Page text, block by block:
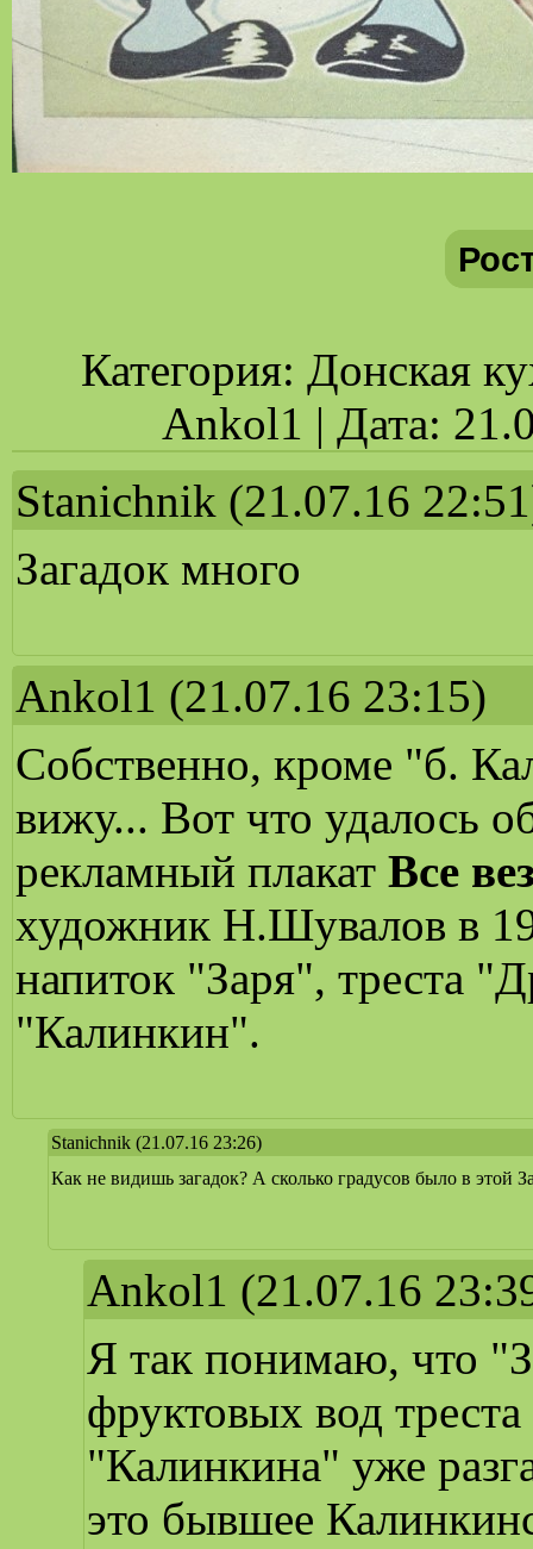
Категория: Донская
Ankol1 | Дата:
Stanichnik (21.07.16
Загадок много
Ankol1 (21.07.16 23:15)
Собственно, кроме "б.
вижу... Вот что удалось
рекламный плакат Все
художник Н.Шувалов в
напиток "Заря", треста
"Калинкин".
Stanichnik (21.07.16 23:26)
Как не видишь загадок? А сколько градусов было в этой
Ankol1 (21.07.16
Я так понимаю, что
фруктовых вод
"Калинкина" уже
это бывшее